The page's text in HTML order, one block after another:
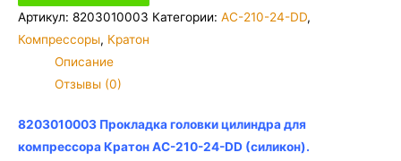
Прокладка
Кратон
AC-
Артикул: 8203010003 Категории: AC-210-24-DD,
Компрессоры, Кратон
Описание
Отзывы (0)
8203010003 Прокладка головки цилиндра для
компрессора Кратон AC-210-24-DD (силикон).